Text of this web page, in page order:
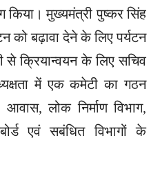
किया। मुख्यमंत्री पुष्कर सिंह
को बढ़ावा देने के लिए पर्यटन
क्रियान्वयन के लिए सचिव
में एक कमेटी का गठन
लोक निर्माण विभाग,
एवं सबंधित विभागों के